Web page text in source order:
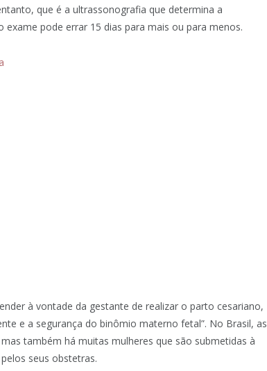
que é a ultrassonografia que determina a
pode errar 15 dias para mais ou para menos.
à vontade da gestante de realizar o parto cesariano,
e a segurança do binômio materno fetal”. No Brasil, as
também há muitas mulheres que são submetidas à
seus obstetras.